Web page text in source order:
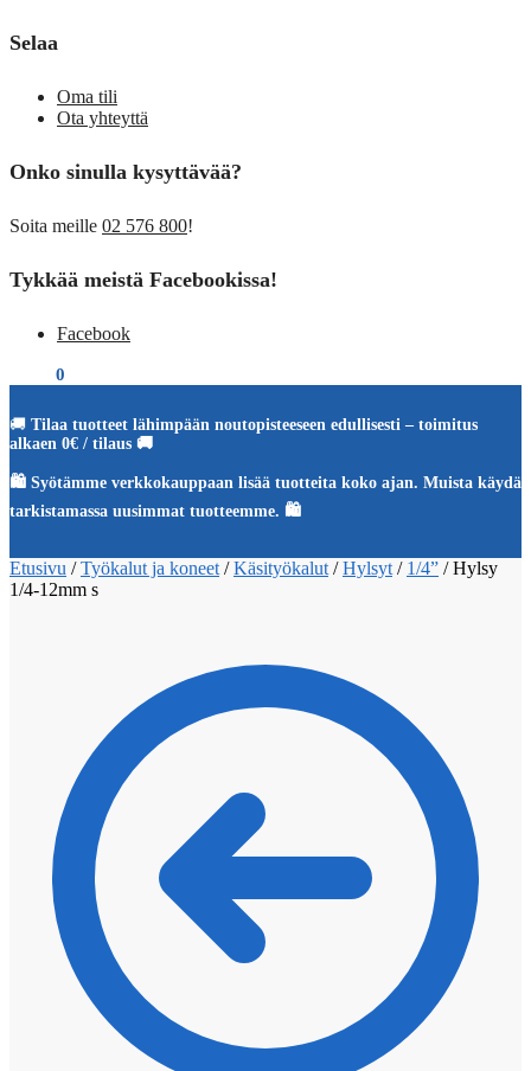
Selaa
Oma tili
Ota yhteyttä
Onko sinulla kysyttävää?
Soita meille 02 576 800!
Tykkää meistä Facebookissa!
Facebook
0
🚚 Tilaa tuotteet lähimpään noutopisteeseen edullisesti – toimitus
alkaen 0€ / tilaus 🚚
🛍️ Syötämme verkkokauppaan lisää tuotteita koko ajan. Muista käydä
tarkistamassa uusimmat tuotteemme. 🛍️
Etusivu /Työkalut ja koneet /Käsityökalut /Hylsyt / 1/4” /Hylsy
1/4-12mm s